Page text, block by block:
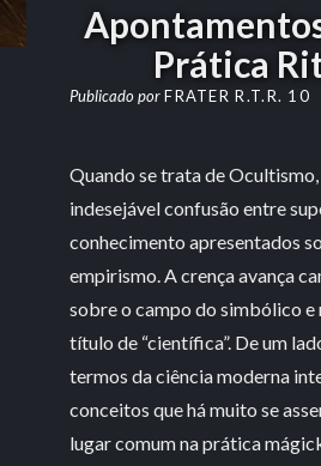
Prática
Publicado porFRATER R.T.R. 10
Quando se trata de
indesejável confusão entre
conhecimento apresentados
empirismo. A crença avança
sobre o campo do simbólico e
título de “científica”. De um
termos da ciência moderna
conceitos que há muito se
lugar comum na prática